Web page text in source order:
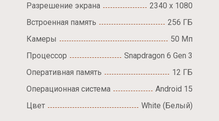
Разрешение экрана
2340 x 1080
Встроенная память
256 ГБ
Камеры
50 Мп
Процессор
Snapdragon 6 Gen 3
Оперативная память
12 ГБ
Операционная система
Android 15
Цвет
White (Белый)